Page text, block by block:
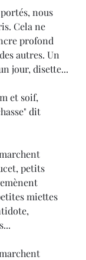
nous
Cela ne
profond
autres. Un
jour, disette...
et soif,
dit
petits
miettes